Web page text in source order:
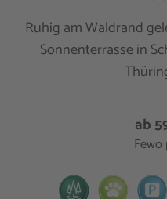
Ruhig am Waldrand
Sonnenterrasse in
ab